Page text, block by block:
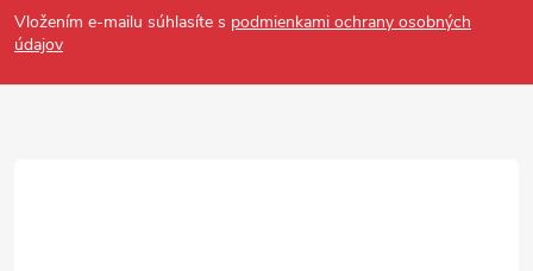
Vložením e-mailu súhlasíte s podmienkami ochrany osobných
údajov